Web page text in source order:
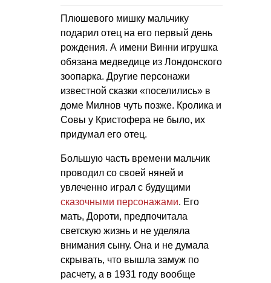
Плюшевого мишку мальчику
подарил отец на его первый день
рождения. А имени Винни игрушка
обязана медведице из Лондонского
зоопарка. Другие персонажи
известной сказки «поселились» в
доме Милнов чуть позже. Кролика и
Совы у Кристофера не было, их
придумал его отец.
Большую часть времени мальчик
проводил со своей няней и
увлеченно играл с будущими
сказочными персонажами. Его
мать, Дороти, предпочитала
светскую жизнь и не уделяла
внимания сыну. Она и не думала
скрывать, что вышла замуж по
расчету, а в 1931 году вообще